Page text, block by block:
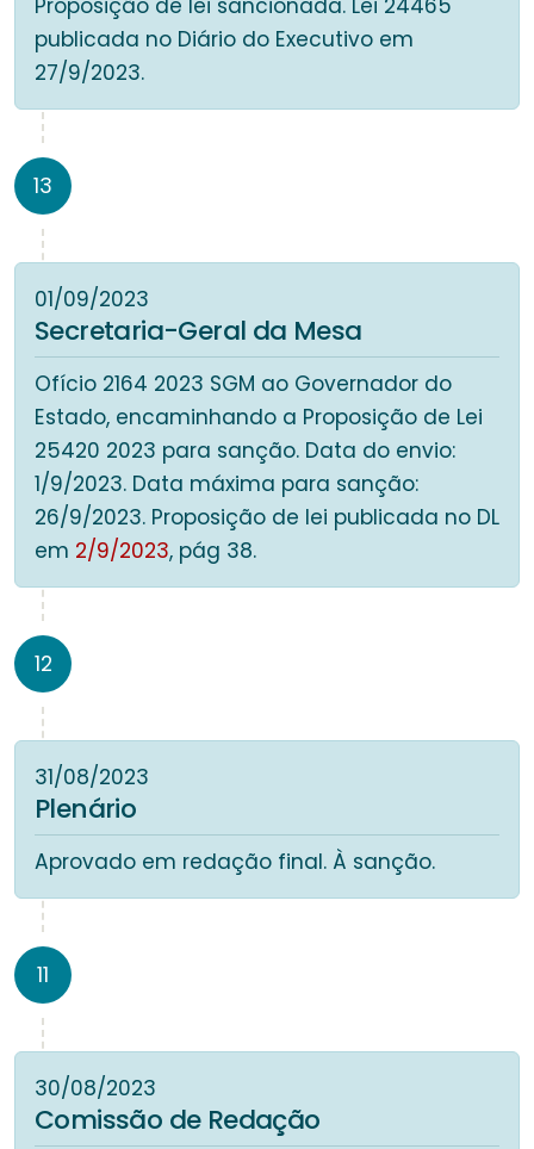
Proposição de lei sancionada. Lei 24465
publicada no Diário do Executivo em
27/9/2023.
13
01/09/2023
Secretaria-Geral da Mesa
Ofício 2164 2023 SGM ao Governador do
Estado, encaminhando a Proposição de Lei
25420 2023 para sanção. Data do envio:
1/9/2023. Data máxima para sanção:
26/9/2023. Proposição de lei publicada no DL
em 2/9/2023, pág 38.
12
31/08/2023
Plenário
Aprovado em redação final. À sanção.
11
30/08/2023
Comissão de Redação